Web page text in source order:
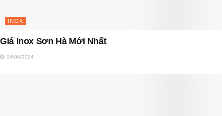
INOX
Giá Inox Sơn Hà Mới Nhất
24/04/2024